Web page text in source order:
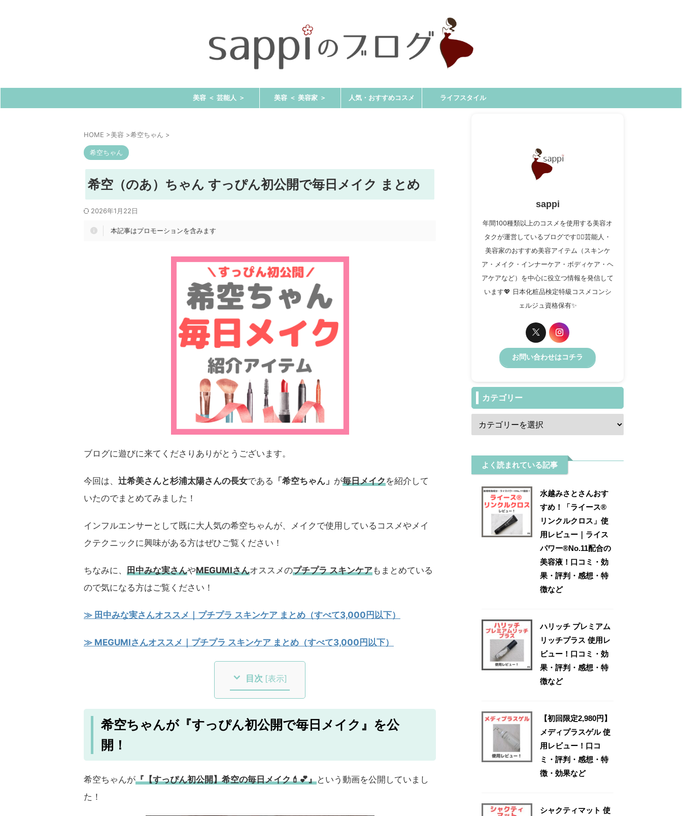
美容 ＜ 芸能人 ＞ 美容 ＜ 美容家 ＞ 人気・おすすめコスメ ライフスタイル
HOME >美容 >希空ちゃん >
希空ちゃん
希空（のあ）ちゃん すっぴん初公開で毎日メイク まとめ
2026年1月22日
本記事はプロモーションを含みます
ブログに遊びに来てくださりありがとうございます。
今回は、 辻希美さんと杉浦太陽さんの長女である 「希空ちゃん」 が毎日メイクを紹介して
いたのでまとめてみました！
インフルエンサーとして既に大人気の希空ちゃんが、メイクで使用しているコスメやメイ
クテクニックに興味がある方はぜひご覧ください！
ちなみに、 田中みな実さんやMEGUMIさんオススメのプチプラ スキンケアもまとめている
ので気になる方はご覧ください！
≫ 田中みな実さんオススメ｜プチプラ スキンケア まとめ（すべて3,000円以下）
≫ MEGUMIさんオススメ｜プチプラ スキンケア まとめ（すべて3,000円以下）
目次 [表示]
希空ちゃんが『すっぴん初公開で毎日メイク』を公
開！
希空ちゃんが『【すっぴん初公開】希空の毎日メイク💄💕』という動画を公開していまし
た！
sappi
年間100種類以上のコスメを使用する美容オ
タクが運営しているブログです✍🏻芸能人・
美容家のおすすめ美容アイテム（スキンケ
ア・メイク・インナーケア・ボディケア・ヘ
アケアなど）を中心に役立つ情報を発信して
います💖 日本化粧品検定特級コスメコンシ
ェルジュ資格保有✨️
お問い合わせはコチラ
カテゴリー
よく読まれている記事
水越みさとさんおす
すめ！「ライース®
リンクルクロス」使
用レビュー｜ライス
パワー®No.11配合の
美容液！口コミ・効
果・評判・感想・特
徴など
ハリッチ プレミアム
リッチプラス 使用レ
ビュー！口コミ・効
果・評判・感想・特
徴など
【初回限定2,980円】
メディプラスゲル 使
用レビュー！口コ
ミ・評判・感想・特
徴・効果など
シャクティマット 使